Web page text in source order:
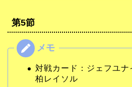
第5節
対戦カード：ジェフユ
柏レイソル